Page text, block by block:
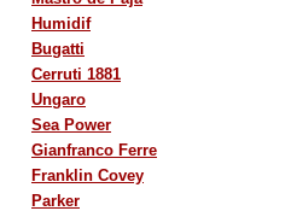
Humidif
Bugatti
Cerruti 1881
Ungaro
Sea Power
Gianfranco Ferre
Franklin Covey
Parker